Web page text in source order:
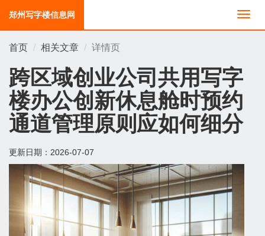
切
换
郑州写字楼信息网
首页 相关文章 详情页
跨区域创业公司共用写字
楼办公创新休息舱时预约
通道管理原则应如何细分
更新日期： 2026-07-07